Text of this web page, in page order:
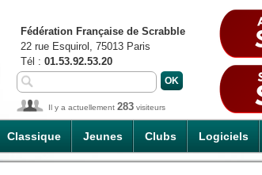
Classique Jeunes Clubs Logiciels
Fédération Française de Scrabble
22 rue Esquirol, 75013 Paris
Tél : 01.53.92.53.20
Il y a actuellement 283 visiteurs